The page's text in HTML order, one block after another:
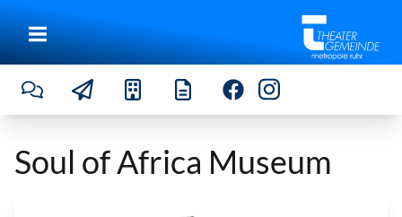
Soul of Africa Museum